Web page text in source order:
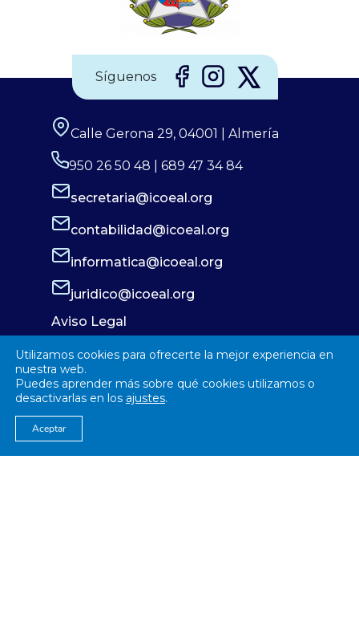
Síguenos
Calle Gerona 29, 04001 | Almería
950 26 50 48 | 689 47 34 84
secretaria@icoeal.org
contabilidad@icoeal.org
informatica@icoeal.org
juridico@icoeal.org
Aviso Legal
Política de Cookies
© 2026
Utilizamos cookies para ofrecerte la mejor experiencia en
nuestra web.
Puedes aprender más sobre qué cookies utilizamos o
desactivarlas en los ajustes.
Aceptar